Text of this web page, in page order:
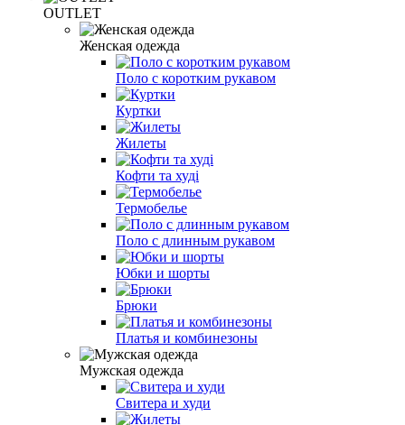
OUTLET
Женская одежда
Поло с коротким рукавом
Куртки
Жилеты
Кофти та худі
Термобелье
Поло с длинным рукавом
Юбки и шорты
Брюки
Платья и комбинезоны
Мужская одежда
Свитера и худи